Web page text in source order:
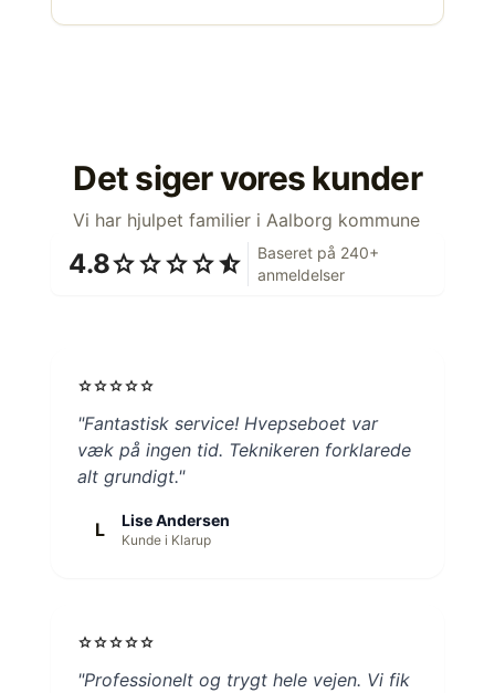
Det siger vores kunder
Vi har hjulpet familier i Aalborg kommune
4.8starstarstarstarstar_half
Baseret på 240+
anmeldelser
starstarstarstarstar
"Fantastisk service! Hvepseboet var
væk på ingen tid. Teknikeren forklarede
alt grundigt."
L Lise Andersen
Kunde i Klarup
starstarstarstarstar
"Professionelt og trygt hele vejen. Vi fik